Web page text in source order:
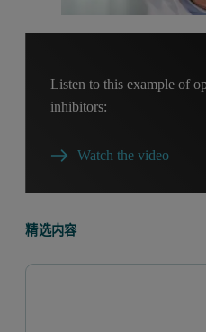
Listen to this example of
inhibitors:
Watch the video
精选内容